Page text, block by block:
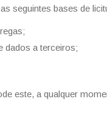
seguintes bases de
dados a terceiros;
este, a qualquer